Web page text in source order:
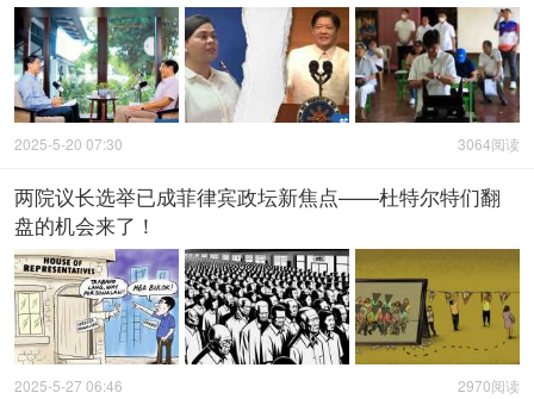
3064阅读
2025-5-20 07:30
两院议长选举已成菲律宾政坛新焦点——杜特尔特们翻
盘的机会来了！
2970阅读
2025-5-27 06:46